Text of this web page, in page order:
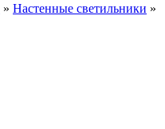
» Настенные светильники »